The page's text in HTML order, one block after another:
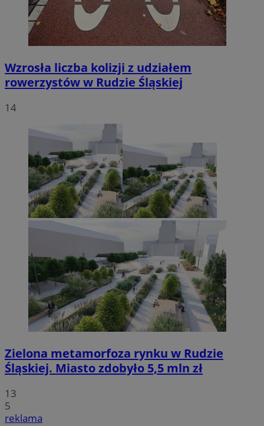
Wzrosła liczba kolizji z udziałem
rowerzystów w Rudzie Śląskiej
14
Zielona metamorfoza rynku w Rudzie
Śląskiej. Miasto zdobyło 5,5 mln zł
13
5
reklama